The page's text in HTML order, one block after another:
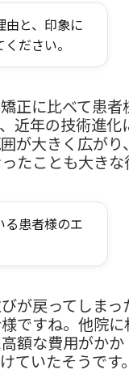
由と、印象に
ださい。
正に比べて患者
近年の技術進化
が大きく広がり
たことも大きな
る患者様のエ
が戻ってしまっ
ですね。他院に
額な費用がかか
ていたそうです